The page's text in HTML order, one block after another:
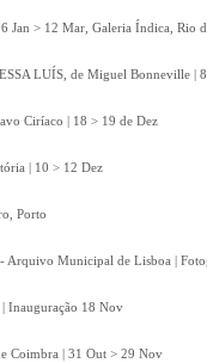
Jan > 12 Mar, Galeria Índica, Rio
LUÍS, de Miguel Bonneville |
Ciríaco | 18 > 19 de Dez
| 10 > 12 Dez
Porto
Arquivo Municipal de Lisboa |
Inauguração 18 Nov
Coimbra | 31 Out > 29 Nov